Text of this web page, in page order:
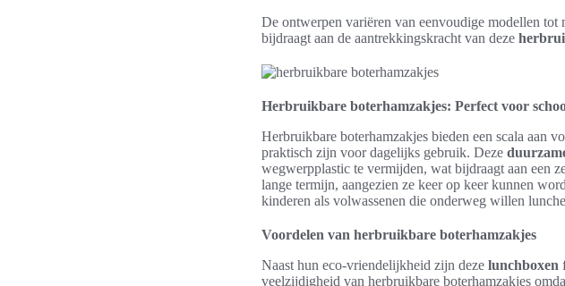
De ontwerpen variëren van eenvoudige modellen tot
bijdraagt aan de aantrekkingskracht van deze
Herbruikbare boterhamzakjes: Perfect voor
Herbruikbare boterhamzakjes bieden een scala aan
praktisch zijn voor dagelijks gebruik. Deze
wegwerpplastic te vermijden, wat bijdraagt aan een
lange termijn, aangezien ze keer op keer kunnen
kinderen als volwassenen die onderweg willen
Voordelen van herbruikbare boterhamzakjes
Naast hun eco-vriendelijkheid zijn deze lunchboxen
veelzijdigheid van herbruikbare boterhamzakjes